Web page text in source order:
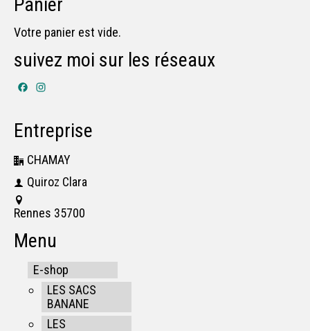
Votre panier est vide.
suivez moi sur les réseaux
Facebook
Entreprise
CHAMAY
Quiroz Clara
Rennes 35700
Menu
E-shop
LES SACS
BANANE
LES